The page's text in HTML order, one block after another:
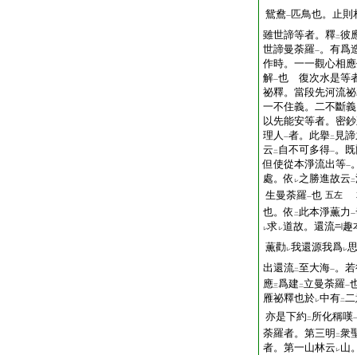
鴛鴦一匹鳥也。止則
雖世諦等者。釋二彼
世諦曼荼羅一。有爲
作時。一一觀心相
解一也 復次水是等
祕釋。當段先河流
一不住義。二不斷
以先能安等者。密
理人 一者。此擧二 見
云 二 自不可多得一。
但使從本淨流出等一
處。依 レ之勝進故云 二
生曼荼羅一也 五左
也。依 二 此本淨薫力 一
レ求 レ道故。還流
趣
薫勸レ我還源我爲レ思
出還流二至大海一。
應三爲建 二 立曼荼羅一
雁祕釋也於レ中有二
亦是下約 二 所化稱嘆一
荼羅者。第三明 二衆
者。第一山林云 レ山